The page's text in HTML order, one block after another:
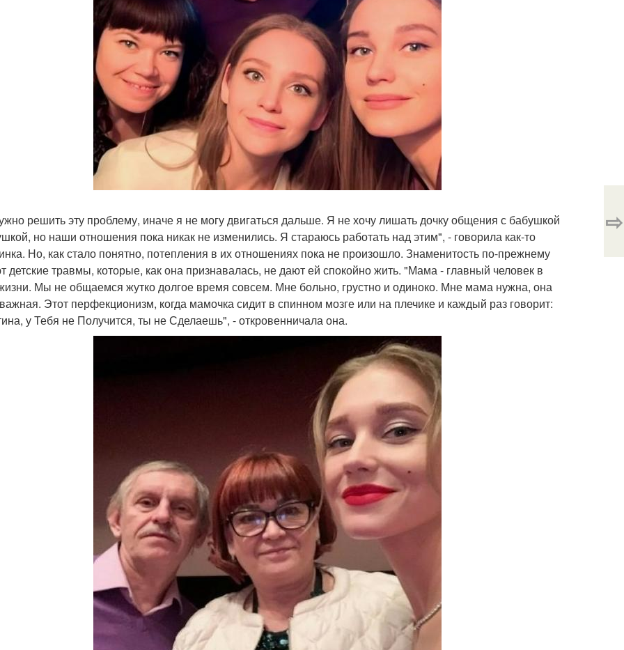
решить эту проблему, иначе я не могу двигаться дальше. Я не хочу лишать дочку общения с бабушкой
но наши отношения пока никак не изменились. Я стараюсь работать над этим", - говорила как-то
Но, как стало понятно, потепления в их отношениях пока не произошло. Знаменитость по-прежнему
детские травмы, которые, как она признавалась, не дают ей спокойно жить. "Мама - главный человек в
Мы не общаемся жутко долгое время совсем. Мне больно, грустно и одиноко. Мне мама нужна, она
Этот перфекционизм, когда мамочка сидит в спинном мозге или на плечике и каждый раз говорит:
у Тебя не Получится, ты не Сделаешь", - откровенничала она.
⇨